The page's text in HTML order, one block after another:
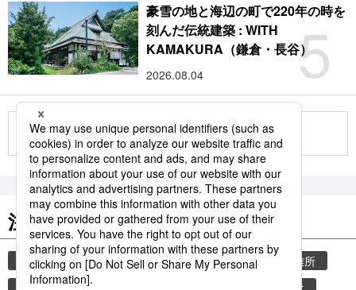
5
豪雪の地と海辺の町で220年の時を
刻んだ伝統建築 : WITH
KAMAKURA（鎌倉・長谷）
2026.08.04
もっと見る
注目のキーワード
共同通信ニュース 気象・災害 災害
避難所